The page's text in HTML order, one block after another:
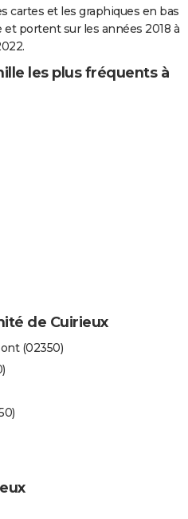
cartes et les graphiques en bas
portent sur les années 2018 à
les plus fréquents à
de Cuirieux
(02350)